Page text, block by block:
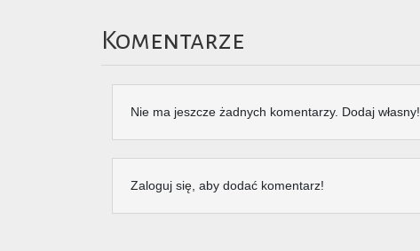
Komentarze
Nie ma jeszcze żadnych komentarzy. Dodaj własny!
Zaloguj się, aby dodać komentarz!